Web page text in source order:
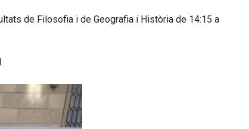
de Filosofia i de Geografia i Història de 14:15 a